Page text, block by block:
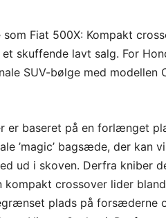
Fiat 500X: Kompakt
skuffende lavt salg. For
SUV-bølge med modellen
er baseret på en forlænget
’magic’ bagsæde, der kan
ud i skoven. Derfra kniber
kompakt crossover lider
plads på forsæderne